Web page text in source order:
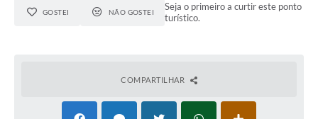
GOSTEI NÃO GOSTEI
Seja o primeiro a curtir este ponto
turístico.
COMPARTILHAR